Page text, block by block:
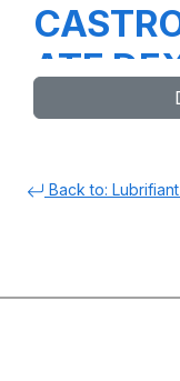
ATF
Back to: